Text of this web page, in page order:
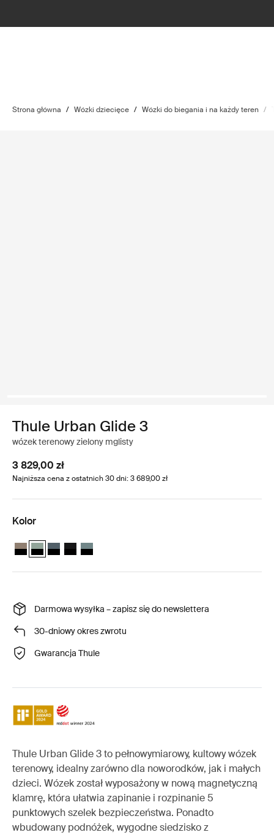
Strona główna / Wózki dziecięce / Wózki do biegania i na każdy teren /
Thule Urban Glide 3
wózek terenowy zielony mglisty
3 829,00 zł
Najniższa cena z ostatnich 30 dni: 3 689,00 zł
Kolor
Thule Urban Glide 3 Tinted Taupe on Black
Thule Urban Glide 3 Zielony mglisty na czarnym (selected)
Thule Urban Glide 3 Ciemny łupek na czarnym
Thule Urban Glide 3 Czarny na czarnym
Thule Urban Glide 3 Średni niebieski na czarnym
Darmowa wysyłka – zapisz się do newslettera
30-dniowy okres zwrotu
Gwarancja Thule
Thule Urban Glide 3 to pełnowymiarowy, kultowy wózek
terenowy, idealny zarówno dla noworodków, jak i małych
dzieci. Wózek został wyposażony w nową magnetyczną
klamrę, która ułatwia zapinanie i rozpinanie 5
punktowych szelek bezpieczeństwa. Ponadto
wbudowany podnóżek, wygodne siedzisko z